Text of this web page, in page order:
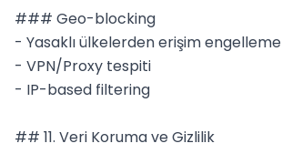
### Geo-blocking
- Yasaklı ülkelerden erişim engelleme
- VPN/Proxy tespiti
- IP-based filtering
## 11. Veri Koruma ve Gizlilik